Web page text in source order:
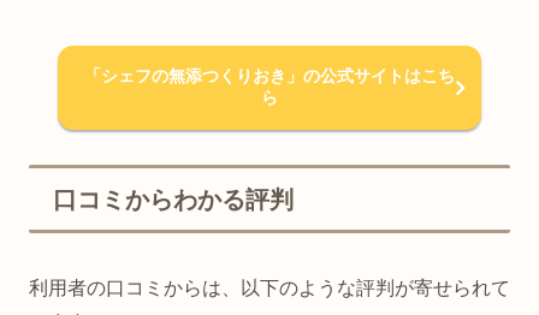
「シェフの無添つくりおき」の公式サイトはこち
ら
口コミからわかる評判
利用者の口コミからは、以下のような評判が寄せられて